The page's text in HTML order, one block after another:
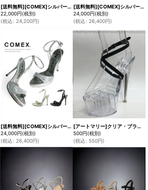
[送料無料][COMEX]シルバー・ブラック・ハイヒール・11cm・グリッターラメ・ミュール・サンダル[大きいサイズあり]
22,000円(税別)
(税込 : 24,200円)
[送料無料][COMEX]シルバー・ブラック・ハイヒール・グリッターラメ・ミュール・サンダル[大きいサイズあり]
24,000円(税別)
(税込 : 26,400円)
[送料無料][COMEX]シルバー・ゴールド・ブラック・ピンヒール・アンクルストラップ・12cm・ハイヒール・ラメ・サンダル[大きいサイズあり]
24,000円(税別)
(税込 : 26,400円)
[アートマリー]クリア・ブラック・シューズ・ストラップ[即日発送]
500円(税別)
(税込 : 550円)